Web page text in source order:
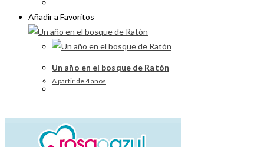
Añadir a Favoritos
Un año en el bosque de Ratón
A partir de 4 años